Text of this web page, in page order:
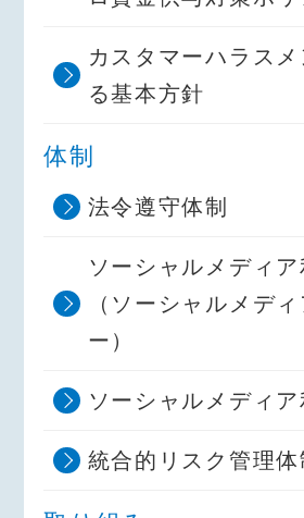
カスタマーハラス
る基本方針
体制
法令遵守体制
ソーシャルメディ
（ソーシャルメデ
ー）
ソーシャルメディ
統合的リスク管理体